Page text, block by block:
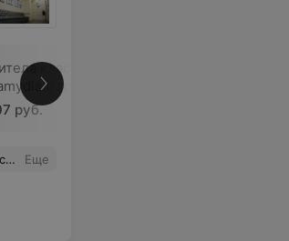
класса IgM к
trachomatis
руб.
Еще